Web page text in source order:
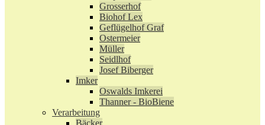
Grosserhof
Biohof Lex
Geflügelhof Graf
Ostermeier
Müller
Seidlhof
Josef Biberger
Imker
Oswalds Imkerei
Thanner - BioBiene
Verarbeitung
Bäcker